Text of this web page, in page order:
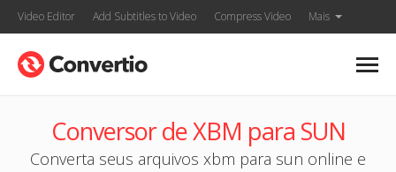
Video Editor Add Subtitles to Video Compress Video Mais
Conversor de XBM para SUN
Converta seus arquivos xbm para sun online e